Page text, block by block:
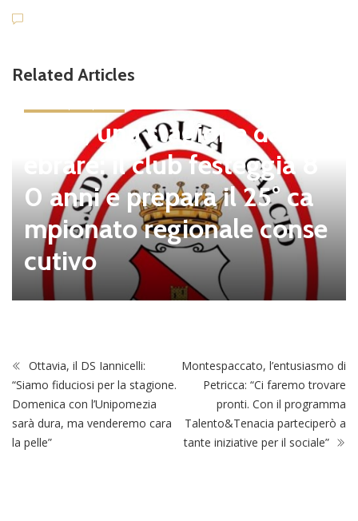
Related Articles
Tolfa, una stagione da cel
ebrare: il club festeggia 8
0 anni e prepara il 25° ca
mpionato regionale conse
cutivo
Ottavia, il DS Iannicelli:
“Siamo fiduciosi per la stagione.
Domenica con l’Unipomezia
sarà dura, ma venderemo cara
la pelle”
Montespaccato, l’entusiasmo di
Petricca: “Ci faremo trovare
pronti. Con il programma
Talento&Tenacia parteciperò a
tante iniziative per il sociale”